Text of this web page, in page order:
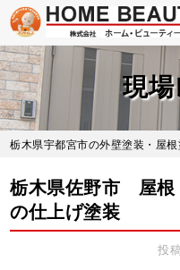
Skip
to
main
content
現
栃木県宇都宮市の外壁塗装・屋
栃木県佐野市 屋
の仕上げ塗装
投